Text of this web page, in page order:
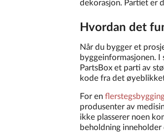
dekorasjon. Partiet er
Hvordan det
Når du bygger et
byggeinformasjonen.
PartsBox et parti av
kode fra det
For en
produsenter av
ikke plasserer noen
beholdning inneholder